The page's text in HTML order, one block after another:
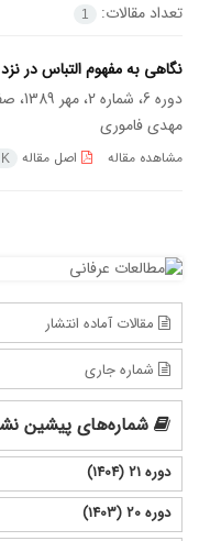
تعداد مقالات:
1
نگاهی به مفهوم التباس در
دوره 6، شماره 2، مهر 1389، صفحه
مهدی فاموری
مشاهده مقاله اصل مقاله
مقالات آماده انتشار
شماره جاری
شماره‌های پیشین
دوره 21 (1404)
دوره 20 (1403)